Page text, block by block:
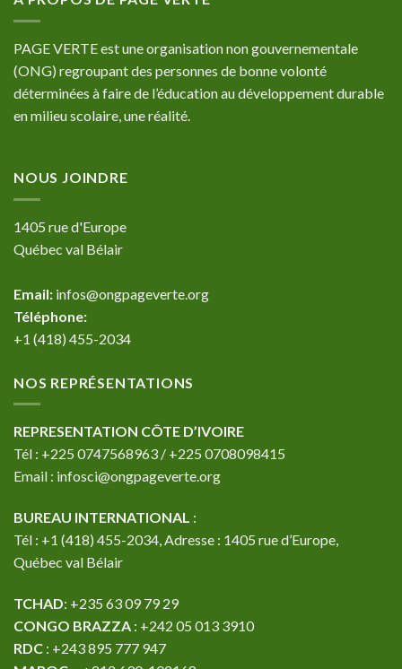
PAGE VERTE est une organisation non gouvernementale
(ONG) regroupant des personnes de bonne volonté
déterminées à faire de l’éducation au développement durable
en milieu scolaire, une réalité.
NOUS JOINDRE
1405 rue d'Europe
Québec val Bélair
Email: infos@ongpageverte.org
Téléphone:
+1 (418) 455-2034
NOS REPRÉSENTATIONS
REPRESENTATION CÔTE D’IVOIRE
Tél : +225 0747568963 / +225 0708098415
Email : infosci@ongpageverte.org
BUREAU INTERNATIONAL :
Tél : +1 (418) 455-2034, Adresse : 1405 rue d’Europe,
Québec val Bélair
TCHAD: +235 63 09 79 29
CONGO BRAZZA : +242 05 013 3910
RDC : +243 895 777 947